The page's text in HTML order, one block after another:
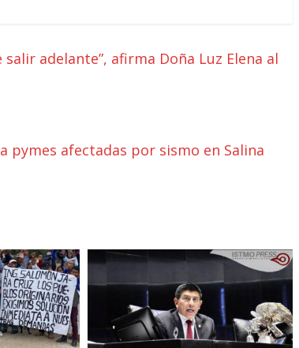
adelante”, afirma Doña Luz Elena al
pymes afectadas por sismo en Salina